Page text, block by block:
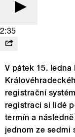
2:35
V pátek 15.
registrační
registraci si lidé
termín a
jednom ze sedmi